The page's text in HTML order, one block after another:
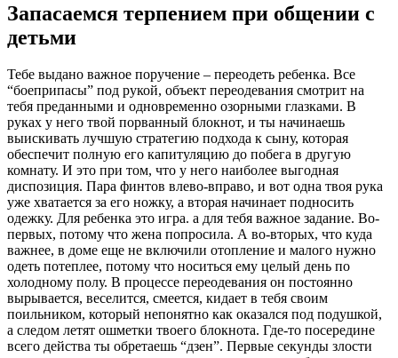
Запасаемся терпением при общении с
детьми
Тебе выдано важное поручение – переодеть ребенка. Все
“боеприпасы” под рукой, объект переодевания смотрит на
тебя преданными и одновременно озорными глазками. В
руках у него твой порванный блокнот, и ты начинаешь
выискивать лучшую стратегию подхода к сыну, которая
обеспечит полную его капитуляцию до побега в другую
комнату. И это при том, что у него наиболее выгодная
диспозиция. Пара финтов влево-вправо, и вот одна твоя рука
уже хватается за его ножку, а вторая начинает подносить
одежку. Для ребенка это игра. а для тебя важное задание. Во-
первых, потому что жена попросила. А во-вторых, что куда
важнее, в доме еще не включили отопление и малого нужно
одеть потеплее, потому что носиться ему целый день по
холодному полу. В процессе переодевания он постоянно
вырывается, веселится, смеется, кидает в тебя своим
поильником, который непонятно как оказался под подушкой,
а следом летят ошметки твоего блокнота. Где-то посередине
всего действа ты обретаешь “дзен”. Первые секунды злости